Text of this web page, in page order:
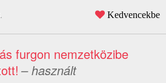
Kedvencekbe
furgon nemzetközibe
– használt